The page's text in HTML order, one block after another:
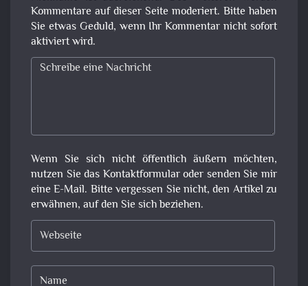
Kommentare auf dieser Seite moderiert. Bitte haben
Sie etwas Geduld, wenn Ihr Kommentar nicht sofort
aktiviert wird.
Wenn Sie sich nicht öffentlich äußern möchten,
nutzen Sie das Kontaktformular oder senden Sie mir
eine E-Mail. Bitte vergessen Sie nicht, den Artikel zu
erwähnen, auf den Sie sich beziehen.